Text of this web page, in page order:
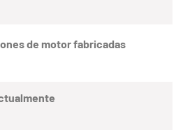
de motor fabricadas